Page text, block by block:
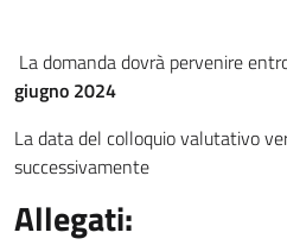
La domanda dovrà pervenire
giugno 2024
La data del colloquio valutativo
successivamente
Allegati: